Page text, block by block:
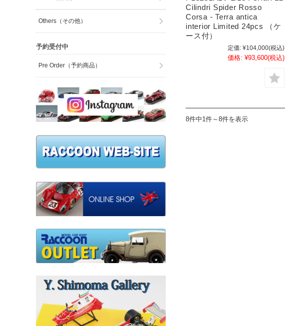
Cilindri Spider Rosso
Corsa - Terra antica
interior Limited 24pcs （ケ
ース付）
定価: ¥104,000(税込)
価格: ¥93,600(税込)
8件中1件～8件を表示
Others（その他）
予約受付中
Pre Order（予約商品）